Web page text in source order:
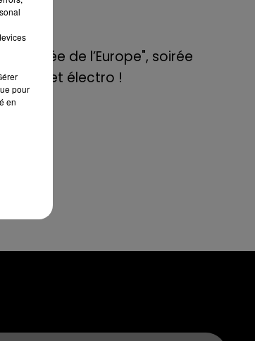
2022
: "Journée de l’Europe", soirée
et set électro !
pour
en